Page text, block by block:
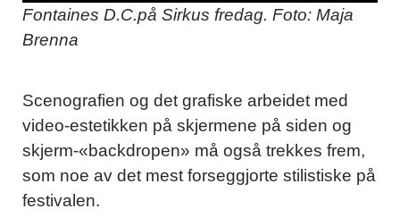
Fontaines D.C.på Sirkus fredag. Foto: Maja
Brenna
Scenografien og det grafiske arbeidet med
video-estetikken på skjermene på siden og
skjerm-«backdropen» må også trekkes frem,
som noe av det mest forseggjorte stilistiske på
festivalen.